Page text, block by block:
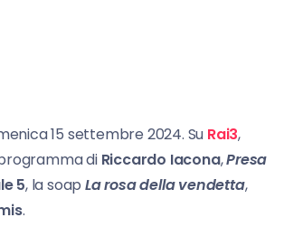
15 settembre 2024. Su Rai3,
di Riccardo Iacona,Presa
5, la soapLa rosa della vendetta,
.